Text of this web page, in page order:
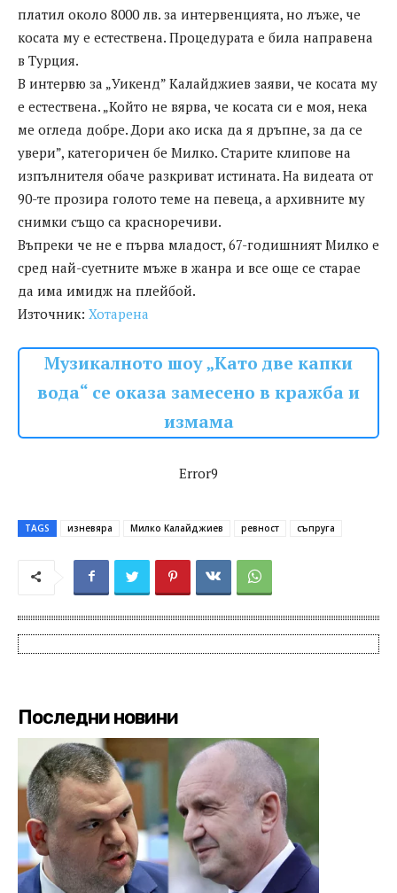
платил около 8000 лв. за интервенцията, но лъже, че
косата му е естествена. Процедурата е била направена
в Турция.
В интервю за „Уикенд” Калайджиев заяви, че косата му
е естествена. „Който не вярва, че косата си е моя, нека
ме огледа добре. Дори ако иска да я дръпне, за да се
увери”, категоричен бе Милко. Старите клипове на
изпълнителя обаче разкриват истината. На видеата от
90-те прозира голото теме на певеца, а архивните му
снимки също са красноречиви.
Въпреки че не е първа младост, 67-годишният Милко е
сред най-суетните мъже в жанра и все още се старае
да има имидж на плейбой.
Източник: Хотарена
Музикалното шоу „Като две капки
вода“ се оказа замесено в кражба и
измама
Error9
TAGS изневяра Милко Калайджиев ревност съпруга
Последни новини